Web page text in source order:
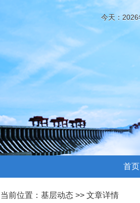
今天：
首页
当前位置： 基层动态 >> 文章详情